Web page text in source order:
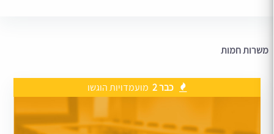
משרות חמות
כבר 2 מועמדויות הוגשו